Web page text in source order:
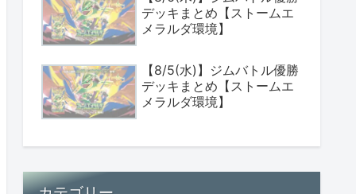
デッキまとめ【ストームエ
メラルダ環境】
【8/5(水)】ジムバトル優勝
デッキまとめ【ストームエ
メラルダ環境】